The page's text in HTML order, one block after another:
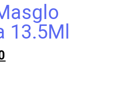
13.5Ml